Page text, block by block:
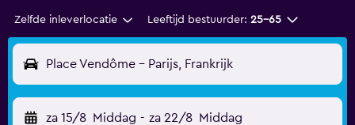
Zelfde inleverlocatie Leeftijd bestuurder: 25-65
Place Vendôme - Parijs, Frankrijk
za 15/8 Middag - za 22/8 Middag